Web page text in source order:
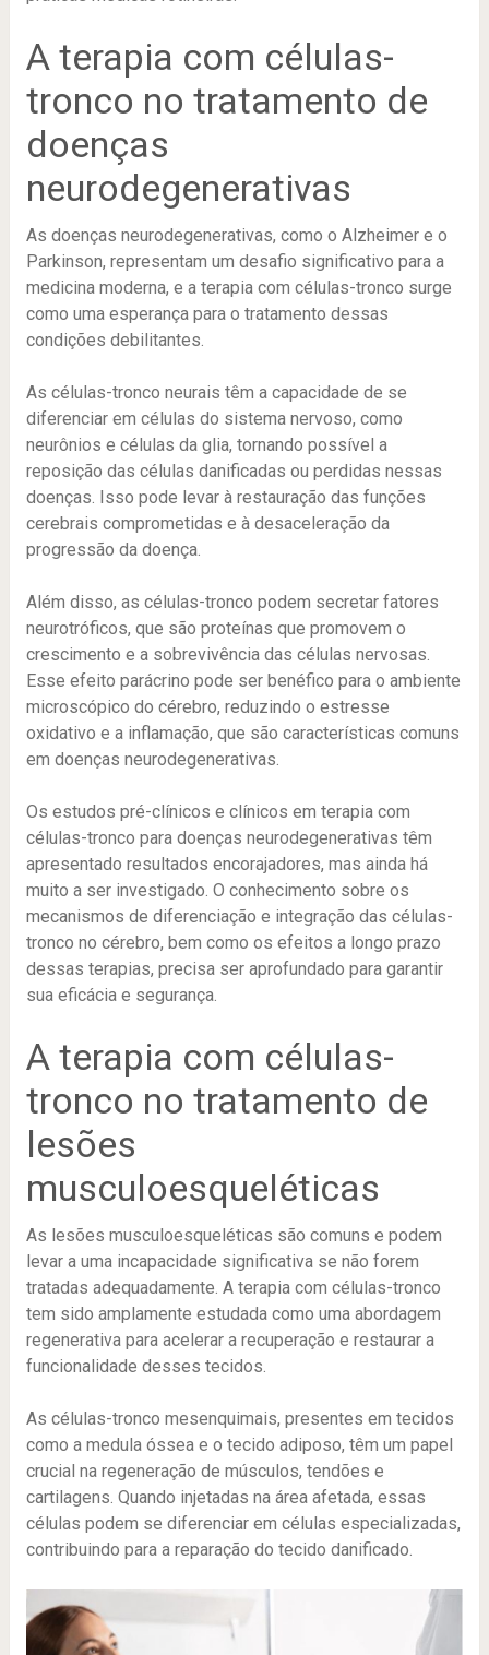
A terapia com células-
tronco no tratamento de
doenças
neurodegenerativas
As doenças neurodegenerativas, como o Alzheimer e o
Parkinson, representam um desafio significativo para a
medicina moderna, e a terapia com células-tronco surge
como uma esperança para o tratamento dessas
condições debilitantes.
As células-tronco neurais têm a capacidade de se
diferenciar em células do sistema nervoso, como
neurônios e células da glia, tornando possível a
reposição das células danificadas ou perdidas nessas
doenças. Isso pode levar à restauração das funções
cerebrais comprometidas e à desaceleração da
progressão da doença.
Além disso, as células-tronco podem secretar fatores
neurotróficos, que são proteínas que promovem o
crescimento e a sobrevivência das células nervosas.
Esse efeito parácrino pode ser benéfico para o ambiente
microscópico do cérebro, reduzindo o estresse
oxidativo e a inflamação, que são características comuns
em doenças neurodegenerativas.
Os estudos pré-clínicos e clínicos em terapia com
células-tronco para doenças neurodegenerativas têm
apresentado resultados encorajadores, mas ainda há
muito a ser investigado. O conhecimento sobre os
mecanismos de diferenciação e integração das células-
tronco no cérebro, bem como os efeitos a longo prazo
dessas terapias, precisa ser aprofundado para garantir
sua eficácia e segurança.
A terapia com células-
tronco no tratamento de
lesões
musculoesqueléticas
As lesões musculoesqueléticas são comuns e podem
levar a uma incapacidade significativa se não forem
tratadas adequadamente. A terapia com células-tronco
tem sido amplamente estudada como uma abordagem
regenerativa para acelerar a recuperação e restaurar a
funcionalidade desses tecidos.
As células-tronco mesenquimais, presentes em tecidos
como a medula óssea e o tecido adiposo, têm um papel
crucial na regeneração de músculos, tendões e
cartilagens. Quando injetadas na área afetada, essas
células podem se diferenciar em células especializadas,
contribuindo para a reparação do tecido danificado.